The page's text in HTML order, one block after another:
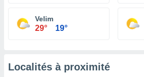
Velim
29° 19°
Localités à proximité